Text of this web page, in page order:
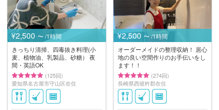
¥2,500 〜 /1時間
きっちり清掃、四毒抜き料理(小
麦、植物油、乳製品、砂糖） 夜
間・英語OK
(125回)
愛知県名古屋市守山区在住
¥2,500 〜 /1時間
オーダーメイドの整理収納！ 居心
地の良い空間作りのお手伝いをし
ます！！
(274回)
長崎県西彼杵郡在住